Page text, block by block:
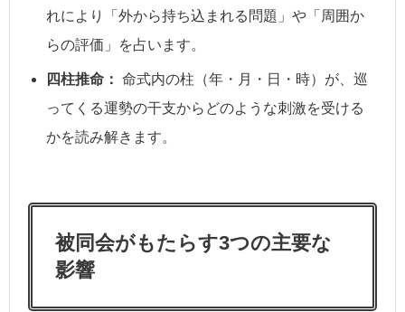
れにより「外から持ち込まれる問題」や「周囲か
らの評価」を占います。
四柱推命： 命式内の柱（年・月・日・時）が、巡
ってくる運勢の干支からどのような刺激を受ける
かを読み解きます。
被同会がもたらす3つの主要な
影響